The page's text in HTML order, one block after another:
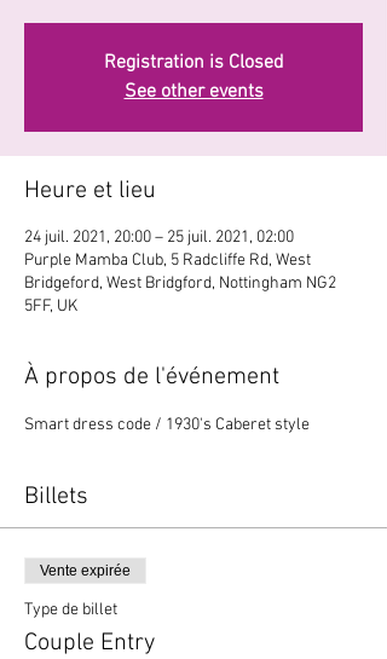
Registration is Closed
See other events
Heure et lieu
24 juil. 2021, 20:00 – 25 juil. 2021, 02:00
Purple Mamba Club, 5 Radcliffe Rd, West
Bridgeford, West Bridgford, Nottingham NG2
5FF, UK
À propos de l'événement
Smart dress code / 1930's Caberet style
Billets
Vente expirée
Type de billet
Couple Entry